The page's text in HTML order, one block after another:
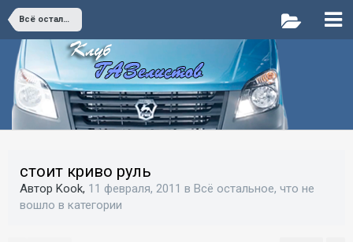
Всё остальное, что не вошло в категории
стоит криво руль
Автор Kook, 11 февраля, 2011 в Всё остальное, что не
вошло в категории